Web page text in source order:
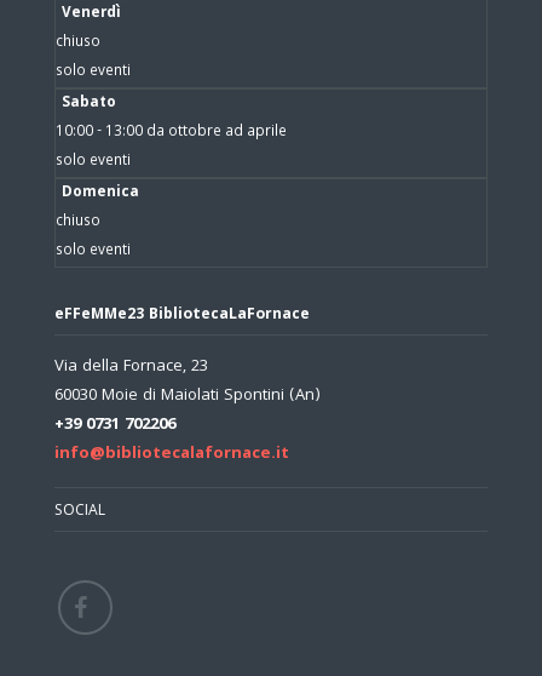
Venerdì
chiuso
solo eventi
Sabato
10:00 - 13:00 da ottobre ad aprile
solo eventi
Domenica
chiuso
solo eventi
eFFeMMe23 BibliotecaLaFornace
Via della Fornace, 23
60030 Moie di Maiolati Spontini (An)
+39 0731 702206
info@bibliotecalafornace.it
SOCIAL